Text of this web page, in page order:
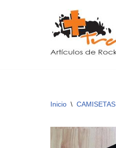
Inicio \ CAMISETAS